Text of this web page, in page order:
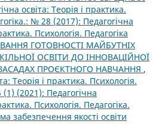
освіта: Теорія і практика.
№ 28 (2017): Педагогічна
Психологія. Педагогіка
ГОТОВНОСТІ МАЙБУТНІХ
ОСВІТИ ДО ІННОВАЦІЙНОЇ
ПРОЄКТНОГО НАВЧАННЯ ,
Теорія і практика. Психологія.
(2021): Педагогічна
Психологія. Педагогіка.
забезпечення якості освіти